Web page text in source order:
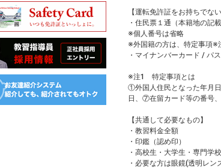
【運転免許証をお持ちでない
・住民票１通（本籍地の記
※個人番号は省略
※外国籍の方は、特定事項※
・マイナンバーカード / パ
※注1 特定事項とは
①外国人住民となった年月
日、⑦在留カード等の番号、
【共通して必要なもの】
・教習料金全額
・印鑑（認め印）
・高校生・大学生・専門学
・必要な方は眼鏡(透明レ